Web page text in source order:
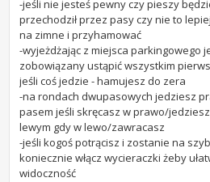
-jeśli nie jesteś pewny czy pieszy
przechodził przez pasy czy nie to
na zimne i przyhamować
-wyjeżdżając z miejsca parkingowego
zobowiązany ustąpić wszystkim
jeśli coś jedzie - hamujesz do zera
-na rondach dwupasowych jedziesz
pasem jeśli skręcasz w prawo/
lewym gdy w lewo/zawracasz
-jeśli kogoś potrącisz i zostanie na
koniecznie włącz wycieraczki żeby
widoczność